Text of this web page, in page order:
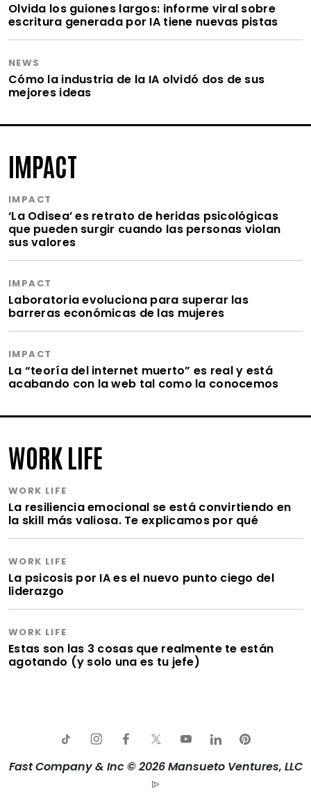
Olvida los guiones largos: informe viral sobre
escritura generada por IA tiene nuevas pistas
NEWS
Cómo la industria de la IA olvidó dos de sus
mejores ideas
IMPACT
IMPACT
‘La Odisea’ es retrato de heridas psicológicas
que pueden surgir cuando las personas violan
sus valores
IMPACT
Laboratoria evoluciona para superar las
barreras económicas de las mujeres
IMPACT
La “teoría del internet muerto” es real y está
acabando con la web tal como la conocemos
WORK LIFE
WORK LIFE
La resiliencia emocional se está convirtiendo en
la skill más valiosa. Te explicamos por qué
WORK LIFE
La psicosis por IA es el nuevo punto ciego del
liderazgo
WORK LIFE
Estas son las 3 cosas que realmente te están
agotando (y solo una es tu jefe)
Fast Company & Inc © 2026 Mansueto Ventures, LLC